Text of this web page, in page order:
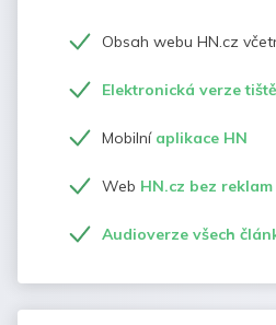
Obsah webu HN.cz
Elektronická verze
Mobilní aplikace HN
Web HN.cz bez reklam
Audioverze všech